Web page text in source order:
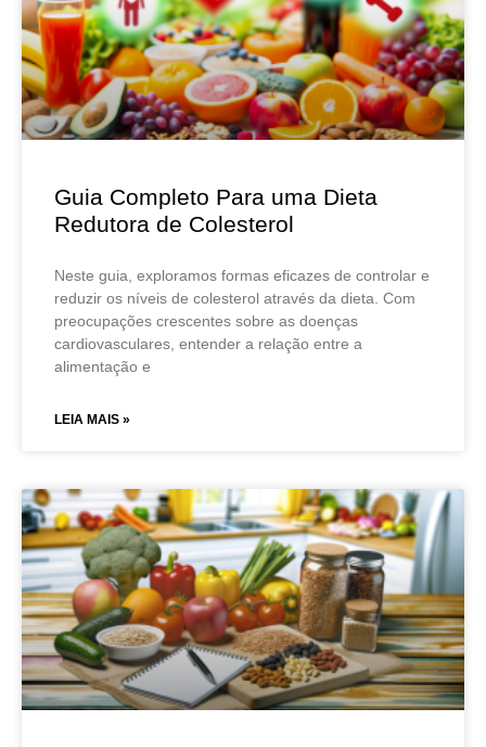
Guia Completo Para uma Dieta
Redutora de Colesterol
Neste guia, exploramos formas eficazes de controlar e
reduzir os níveis de colesterol através da dieta. Com
preocupações crescentes sobre as doenças
cardiovasculares, entender a relação entre a
alimentação e
LEIA MAIS »